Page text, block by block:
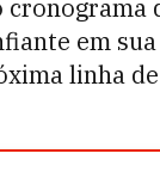
em
linha